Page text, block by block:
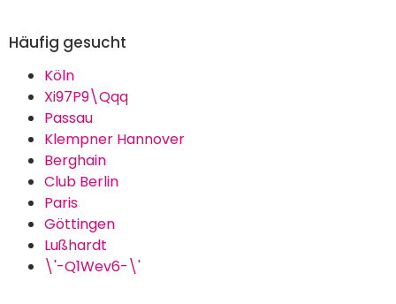
Häufig gesucht
Köln
Xi97P9\Qqq
Passau
Klempner Hannover
Berghain
Club Berlin
Paris
Göttingen
Lußhardt
\'-Q1Wev6-\'